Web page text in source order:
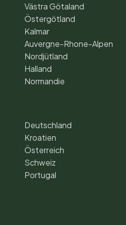
Västra Götaland
Östergötland
Kalmar
Auvergne-Rhone-Alpen
Nordjütland
Halland
Normandie
Deutschland
Kroatien
Österreich
Schweiz
Portugal